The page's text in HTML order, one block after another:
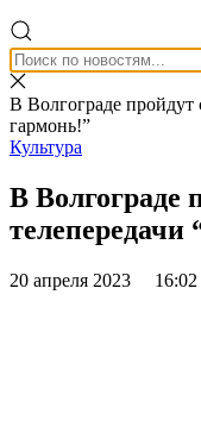
В Волгограде пройдут
гармонь!”
Культура
В Волгограде
телепередачи
20 апреля 2023 16:02